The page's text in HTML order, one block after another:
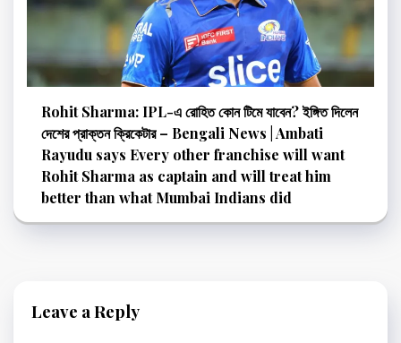
Rohit Sharma: IPL-এ রোহিত কোন টিমে যাবেন? ইঙ্গিত দিলেন
দেশের প্রাক্তন ক্রিকেটার – Bengali News | Ambati
Rayudu says Every other franchise will want
Rohit Sharma as captain and will treat him
better than what Mumbai Indians did
Leave a Reply